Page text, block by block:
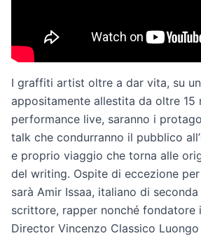
I graffiti artist oltre a dar vita, su
appositamente allestita da oltre 15
performance live, saranno i
talk che condurranno il pubblico
e proprio viaggio che torna alle
del writing. Ospite di eccezione
sarà Amir Issaa, italiano di
scrittore, rapper nonché fondatore
Director Vincenzo Classico